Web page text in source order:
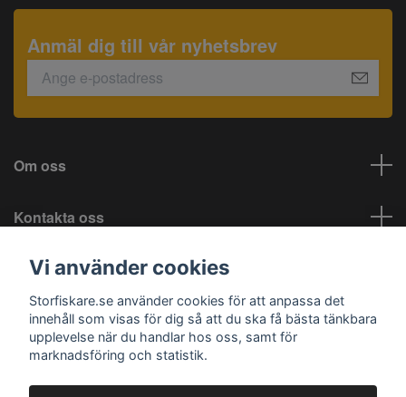
Anmäl dig till vår nyhetsbrev
Om oss
Kontakta oss
Information
Sociala medier
Vi använder cookies
Storfiskare.se använder cookies för att anpassa det
innehåll som visas för dig så att du ska få bästa tänkbara
upplevelse när du handlar hos oss, samt för
marknadsföring och statistik.